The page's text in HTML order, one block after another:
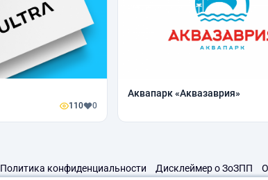
110 0
Аквапарк «Аквазаврия»
Политика конфиденциальности Дисклеймер о ЗоЗПП